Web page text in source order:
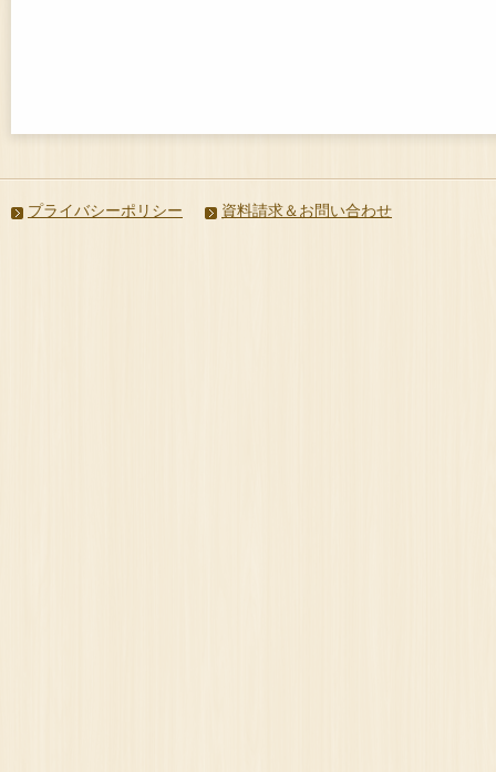
プライバシーポリシー 資料請求＆お問い合わせ